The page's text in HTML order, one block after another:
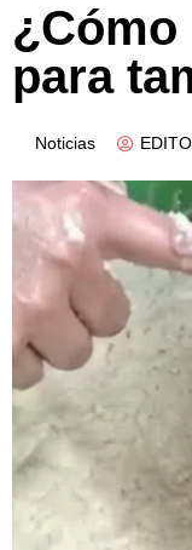
¿Cómo
para
Noticias